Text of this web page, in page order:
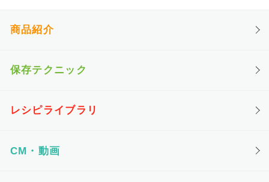
商品紹介
保存テクニック
レシピライブラリ
CM・動画